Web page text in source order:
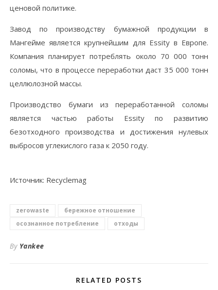
ценовой политике.
Завод по производству бумажной продукции в
Мангейме является крупнейшим для Essity в Европе.
Компания планирует потреблять около 70 000 тонн
соломы, что в процессе переработки даст 35 000 тонн
целлюлозной массы.
Производство бумаги из переработанной соломы
является частью работы Essity по развитию
безотходного производства и достижения нулевых
выбросов углекислого газа к 2050 году.
Источник: Recyclemag
zerowaste
бережное отношение
осознанное потребление
отходы
By Yankee
RELATED POSTS